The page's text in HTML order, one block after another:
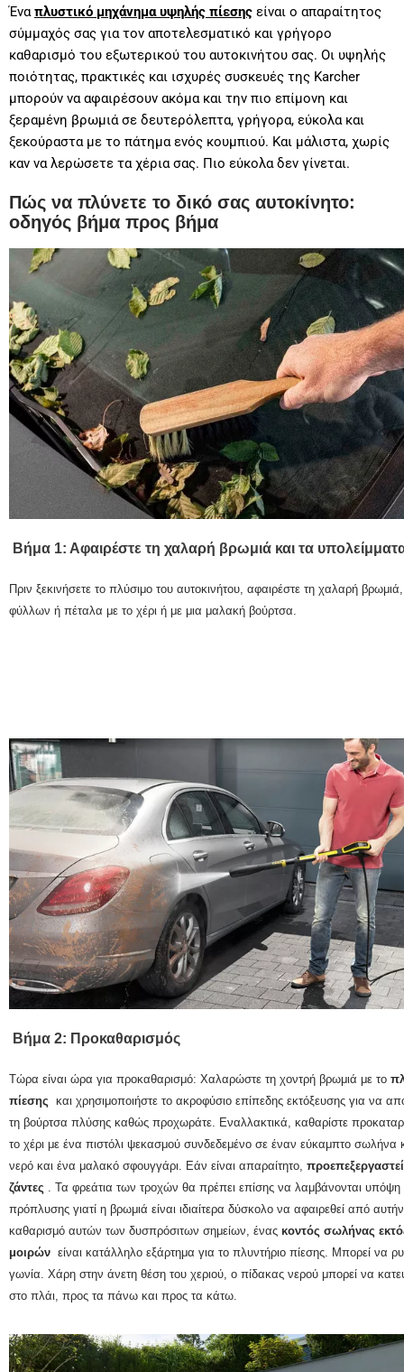
Έναπλυστικό μηχάνημα υψηλής πίεσης είναι ο απαραίτητος
σύμμαχός σας για τον αποτελεσματικό και γρήγορο
καθαρισμό του εξωτερικού του αυτοκινήτου σας. Οι υψηλής
ποιότητας, πρακτικές και ισχυρές συσκευές της Karcher
μπορούν να αφαιρέσουν ακόμα και την πιο επίμονη και
ξεραμένη βρωμιά σε δευτερόλεπτα, γρήγορα, εύκολα και
ξεκούραστα με το πάτημα ενός κουμπιού. Και μάλιστα, χωρίς
καν να λερώσετε τα χέρια σας. Πιο εύκολα δεν γίνεται.
Πώς να πλύνετε το δικό σας αυτοκίνητο:
οδηγός βήμα προς βήμα
Βήμα 1: Αφαιρέστε τη χαλαρή βρωμιά και τα
Πριν ξεκινήσετε το πλύσιμο του αυτοκινήτου, αφαιρέστε τη χαλαρή
φύλλων ή πέταλα με το χέρι ή με μια μαλακή βούρτσα.
Βήμα 2: Προκαθαρισμός
Τώρα είναι ώρα για προκαθαρισμό: Χαλαρώστε τη χοντρή βρωμιά με το
πίεσης και χρησιμοποιήστε το ακροφύσιο επίπεδης εκτόξευσης για να
τη βούρτσα πλύσης καθώς προχωράτε. Εναλλακτικά, καθαρίστε
το χέρι με ένα πιστόλι ψεκασμού συνδεδεμένο σε έναν εύκαμπτο
νερό και ένα μαλακό σφουγγάρι. Εάν είναι απαραίτητο,
ζάντες . Τα φρεάτια των τροχών θα πρέπει επίσης να λαμβάνονται
πρόπλυσης γιατί η βρωμιά είναι ιδιαίτερα δύσκολο να αφαιρεθεί από
καθαρισμό αυτών των δυσπρόσιτων σημείων, ένας κοντός σωλήνας
μοιρών είναι κατάλληλο εξάρτημα για το πλυντήριο πίεσης. Μπορεί να
γωνία. Χάρη στην άνετη θέση του χεριού, ο πίδακας νερού μπορεί να
στο πλάι, προς τα πάνω και προς τα κάτω.